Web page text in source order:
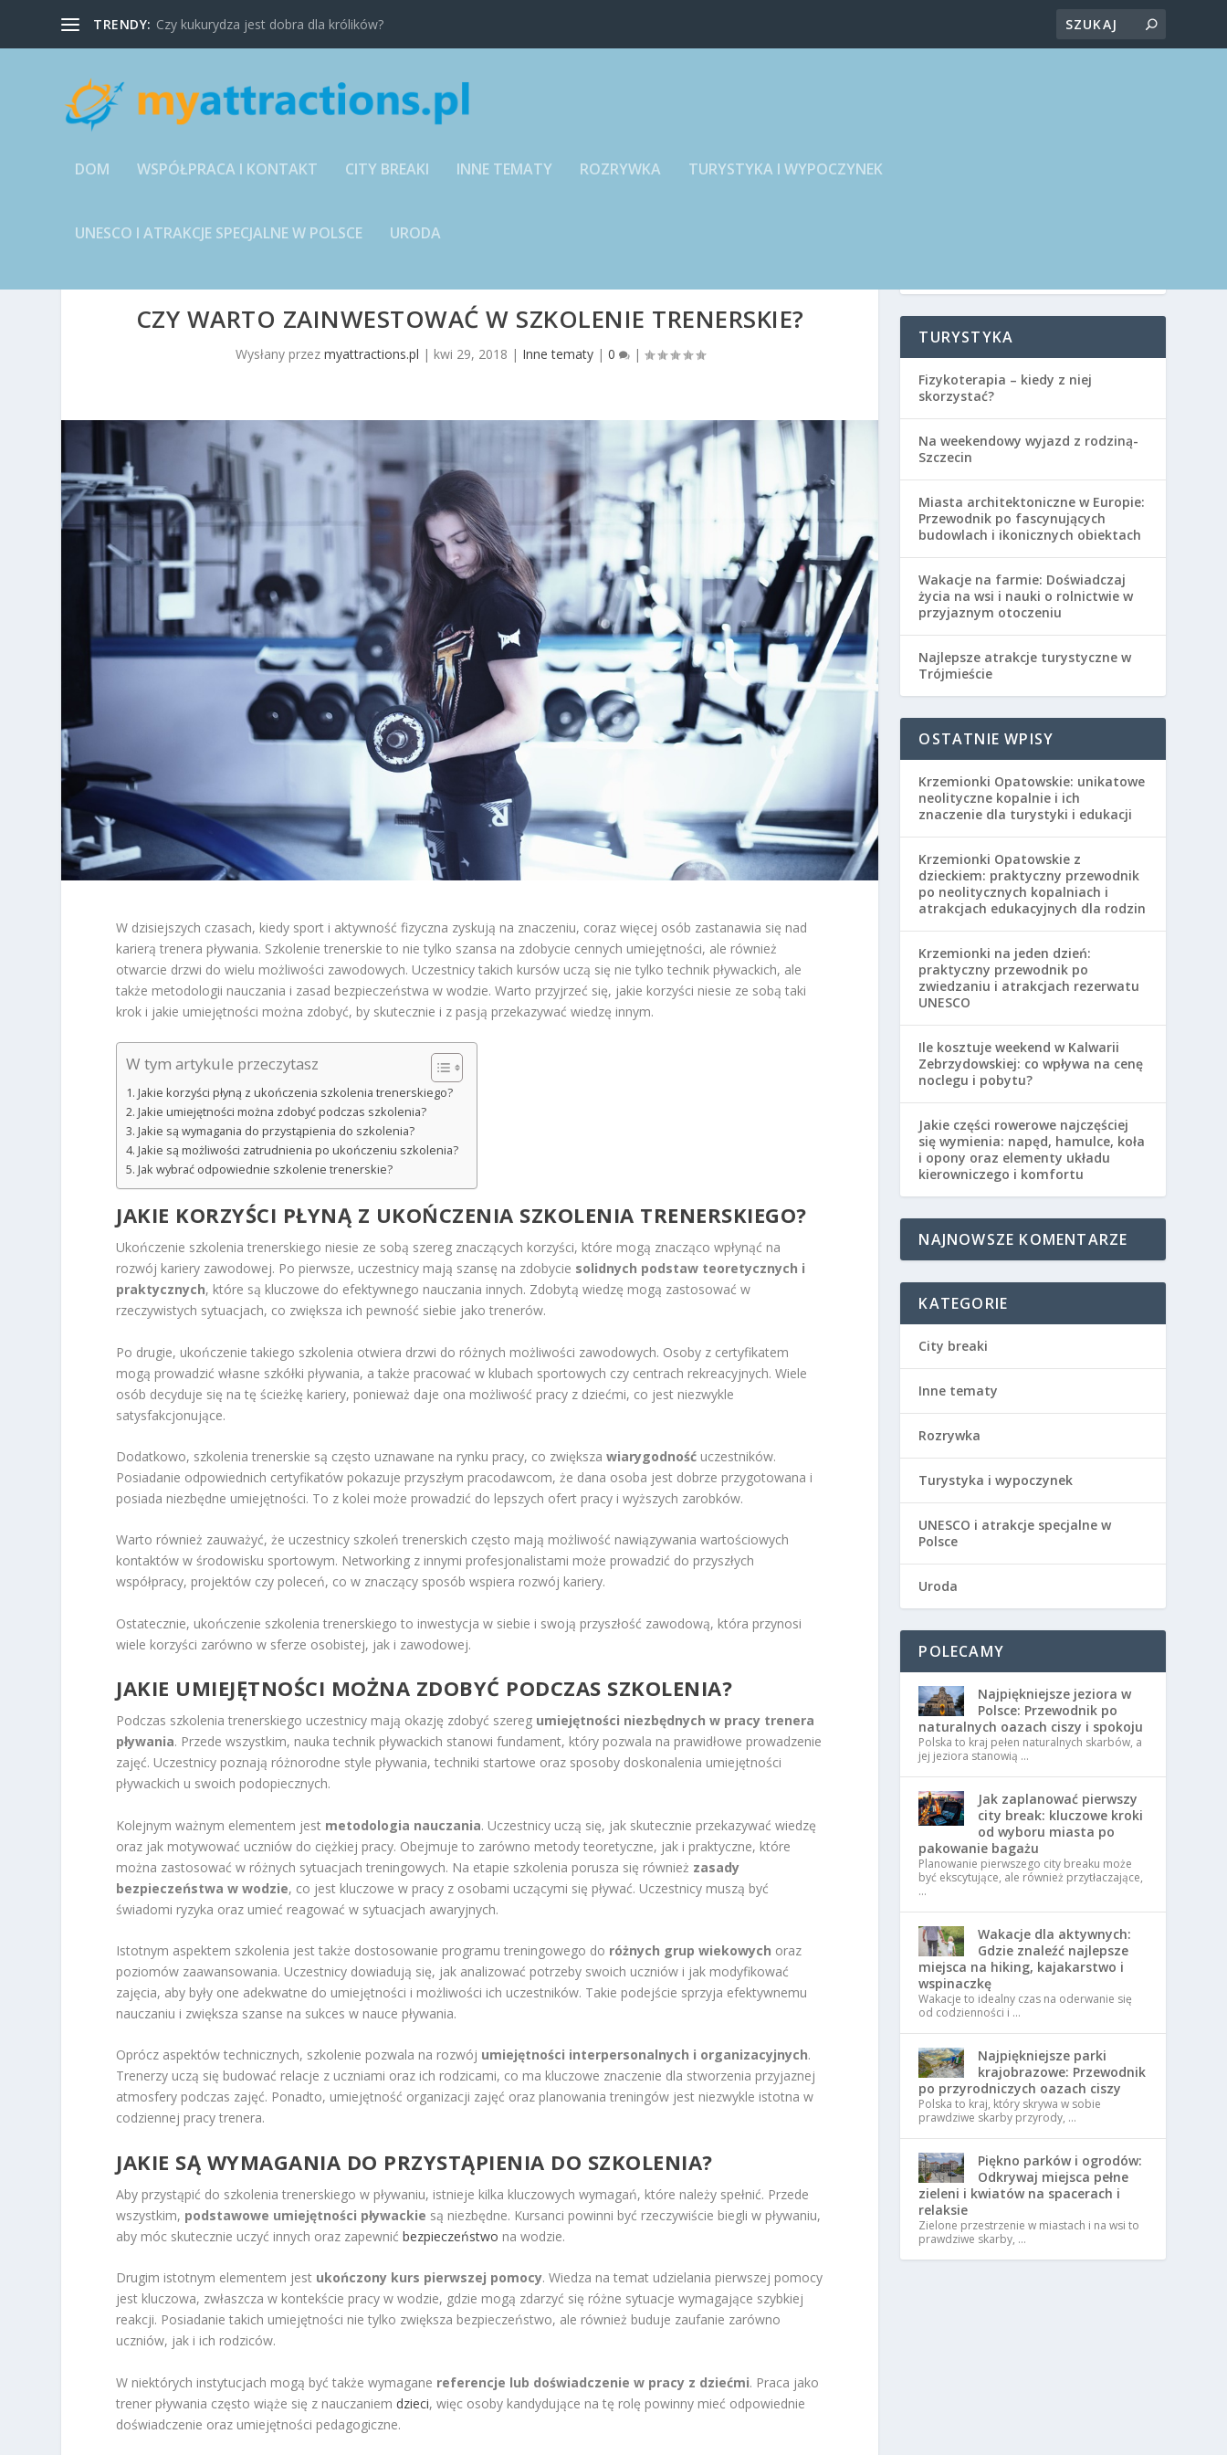
TRENDY: Czy kukurydza jest dobra dla królików?
DOM WSPÓŁPRACA I KONTAKT CITY BREAKI INNE TEMATY ROZRYWKA TURYSTYKA I WYPOCZYNEK
UNESCO I ATRAKCJE SPECJALNE W POLSCE URODA
CZY WARTO ZAINWESTOWAĆ W SZKOLENIE TRENERSKIE?
Wysłany przez myattractions.pl | kwi 29, 2018 | Inne tematy| 0 |
W dzisiejszych czasach, kiedy sport i aktywność fizyczna zyskują na znaczeniu, coraz więcej osób zastanawia się nad
karierą trenera pływania. Szkolenie trenerskie to nie tylko szansa na zdobycie cennych umiejętności, ale również
otwarcie drzwi do wielu możliwości zawodowych. Uczestnicy takich kursów uczą się nie tylko technik pływackich, ale
także metodologii nauczania i zasad bezpieczeństwa w wodzie. Warto przyjrzeć się, jakie korzyści niesie ze sobą taki
krok i jakie umiejętności można zdobyć, by skutecznie i z pasją przekazywać wiedzę innym.
W tym artykule przeczytasz
Jakie korzyści płyną z ukończenia szkolenia trenerskiego?
Jakie umiejętności można zdobyć podczas szkolenia?
Jakie są wymagania do przystąpienia do szkolenia?
Jakie są możliwości zatrudnienia po ukończeniu szkolenia?
Jak wybrać odpowiednie szkolenie trenerskie?
JAKIE KORZYŚCI PŁYNĄ Z UKOŃCZENIA SZKOLENIA TRENERSKIEGO?
Ukończenie szkolenia trenerskiego niesie ze sobą szereg znaczących korzyści, które mogą znacząco wpłynąć na
rozwój kariery zawodowej. Po pierwsze, uczestnicy mają szansę na zdobycie solidnych podstaw teoretycznych i
praktycznych, które są kluczowe do efektywnego nauczania innych. Zdobytą wiedzę mogą zastosować w
rzeczywistych sytuacjach, co zwiększa ich pewność siebie jako trenerów.
Po drugie, ukończenie takiego szkolenia otwiera drzwi do różnych możliwości zawodowych. Osoby z certyfikatem
mogą prowadzić własne szkółki pływania, a także pracować w klubach sportowych czy centrach rekreacyjnych. Wiele
osób decyduje się na tę ścieżkę kariery, ponieważ daje ona możliwość pracy z dziećmi, co jest niezwykle
satysfakcjonujące.
Dodatkowo, szkolenia trenerskie są często uznawane na rynku pracy, co zwiększawiarygodność uczestników.
Posiadanie odpowiednich certyfikatów pokazuje przyszłym pracodawcom, że dana osoba jest dobrze przygotowana i
posiada niezbędne umiejętności. To z kolei może prowadzić do lepszych ofert pracy i wyższych zarobków.
Warto również zauważyć, że uczestnicy szkoleń trenerskich często mają możliwość nawiązywania wartościowych
kontaktów w środowisku sportowym. Networking z innymi profesjonalistami może prowadzić do przyszłych
współpracy, projektów czy poleceń, co w znaczący sposób wspiera rozwój kariery.
Ostatecznie, ukończenie szkolenia trenerskiego to inwestycja w siebie i swoją przyszłość zawodową, która przynosi
wiele korzyści zarówno w sferze osobistej, jak i zawodowej.
JAKIE UMIEJĘTNOŚCI MOŻNA ZDOBYĆ PODCZAS SZKOLENIA?
Podczas szkolenia trenerskiego uczestnicy mają okazję zdobyć szereg umiejętności niezbędnych w pracy trenera
pływania. Przede wszystkim, nauka technik pływackich stanowi fundament, który pozwala na prawidłowe prowadzenie
zajęć. Uczestnicy poznają różnorodne style pływania, techniki startowe oraz sposoby doskonalenia umiejętności
pływackich u swoich podopiecznych.
Kolejnym ważnym elementem jest metodologia nauczania. Uczestnicy uczą się, jak skutecznie przekazywać wiedzę
oraz jak motywować uczniów do ciężkiej pracy. Obejmuje to zarówno metody teoretyczne, jak i praktyczne, które
można zastosować w różnych sytuacjach treningowych. Na etapie szkolenia porusza się również zasady
bezpieczeństwa w wodzie, co jest kluczowe w pracy z osobami uczącymi się pływać. Uczestnicy muszą być
świadomi ryzyka oraz umieć reagować w sytuacjach awaryjnych.
Istotnym aspektem szkolenia jest także dostosowanie programu treningowego do różnych grup wiekowych oraz
poziomów zaawansowania. Uczestnicy dowiadują się, jak analizować potrzeby swoich uczniów i jak modyfikować
zajęcia, aby były one adekwatne do umiejętności i możliwości ich uczestników. Takie podejście sprzyja efektywnemu
nauczaniu i zwiększa szanse na sukces w nauce pływania.
Oprócz aspektów technicznych, szkolenie pozwala na rozwój umiejętności interpersonalnych i organizacyjnych.
Trenerzy uczą się budować relacje z uczniami oraz ich rodzicami, co ma kluczowe znaczenie dla stworzenia przyjaznej
atmosfery podczas zajęć. Ponadto, umiejętność organizacji zajęć oraz planowania treningów jest niezwykle istotna w
codziennej pracy trenera.
JAKIE SĄ WYMAGANIA DO PRZYSTĄPIENIA DO SZKOLENIA?
Aby przystąpić do szkolenia trenerskiego w pływaniu, istnieje kilka kluczowych wymagań, które należy spełnić. Przede
wszystkim, podstawowe umiejętności pływackie są niezbędne. Kursanci powinni być rzeczywiście biegli w pływaniu,
aby móc skutecznie uczyć innych oraz zapewnićbezpieczeństwo na wodzie.
Drugim istotnym elementem jest ukończony kurs pierwszej pomocy. Wiedza na temat udzielania pierwszej pomocy
jest kluczowa, zwłaszcza w kontekście pracy w wodzie, gdzie mogą zdarzyć się różne sytuacje wymagające szybkiej
reakcji. Posiadanie takich umiejętności nie tylko zwiększa bezpieczeństwo, ale również buduje zaufanie zarówno
uczniów, jak i ich rodziców.
W niektórych instytucjach mogą być także wymagane referencje lub doświadczenie w pracy z dziećmi. Praca jako
trener pływania często wiąże się z nauczaniem dzieci, więc osoby kandydujące na tę rolę powinny mieć odpowiednie
doświadczenie oraz umiejętności pedagogiczne.
TURYSTYKA
Fizykoterapia – kiedy z niej
skorzystać?
Na weekendowy wyjazd z rodziną-
Szczecin
Miasta architektoniczne w Europie:
Przewodnik po fascynujących
budowlach i ikonicznych obiektach
Wakacje na farmie: Doświadczaj
życia na wsi i nauki o rolnictwie w
przyjaznym otoczeniu
Najlepsze atrakcje turystyczne w
Trójmieście
OSTATNIE WPISY
Krzemionki Opatowskie: unikatowe
neolityczne kopalnie i ich
znaczenie dla turystyki i edukacji
Krzemionki Opatowskie z
dzieckiem: praktyczny przewodnik
po neolitycznych kopalniach i
atrakcjach edukacyjnych dla rodzin
Krzemionki na jeden dzień:
praktyczny przewodnik po
zwiedzaniu i atrakcjach rezerwatu
UNESCO
Ile kosztuje weekend w Kalwarii
Zebrzydowskiej: co wpływa na cenę
noclegu i pobytu?
Jakie części rowerowe najczęściej
się wymienia: napęd, hamulce, koła
i opony oraz elementy układu
kierowniczego i komfortu
NAJNOWSZE KOMENTARZE
KATEGORIE
City breaki
Inne tematy
Rozrywka
Turystyka i wypoczynek
UNESCO i atrakcje specjalne w
Polsce
Uroda
POLECAMY
Najpiękniejsze jeziora w
Polsce: Przewodnik po
naturalnych oazach ciszy i spokoju
Polska to kraj pełen naturalnych skarbów, a
jej jeziora stanowią …
Jak zaplanować pierwszy
city break: kluczowe kroki
od wyboru miasta po
pakowanie bagażu
Planowanie pierwszego city breaku może
być ekscytujące, ale również przytłaczające,
…
Wakacje dla aktywnych:
Gdzie znaleźć najlepsze
miejsca na hiking, kajakarstwo i
wspinaczkę
Wakacje to idealny czas na oderwanie się
od codzienności i …
Najpiękniejsze parki
krajobrazowe: Przewodnik
po przyrodniczych oazach ciszy
Polska to kraj, który skrywa w sobie
prawdziwe skarby przyrody, …
Piękno parków i ogrodów:
Odkrywaj miejsca pełne
zieleni i kwiatów na spacerach i
relaksie
Zielone przestrzenie w miastach i na wsi to
prawdziwe skarby, …